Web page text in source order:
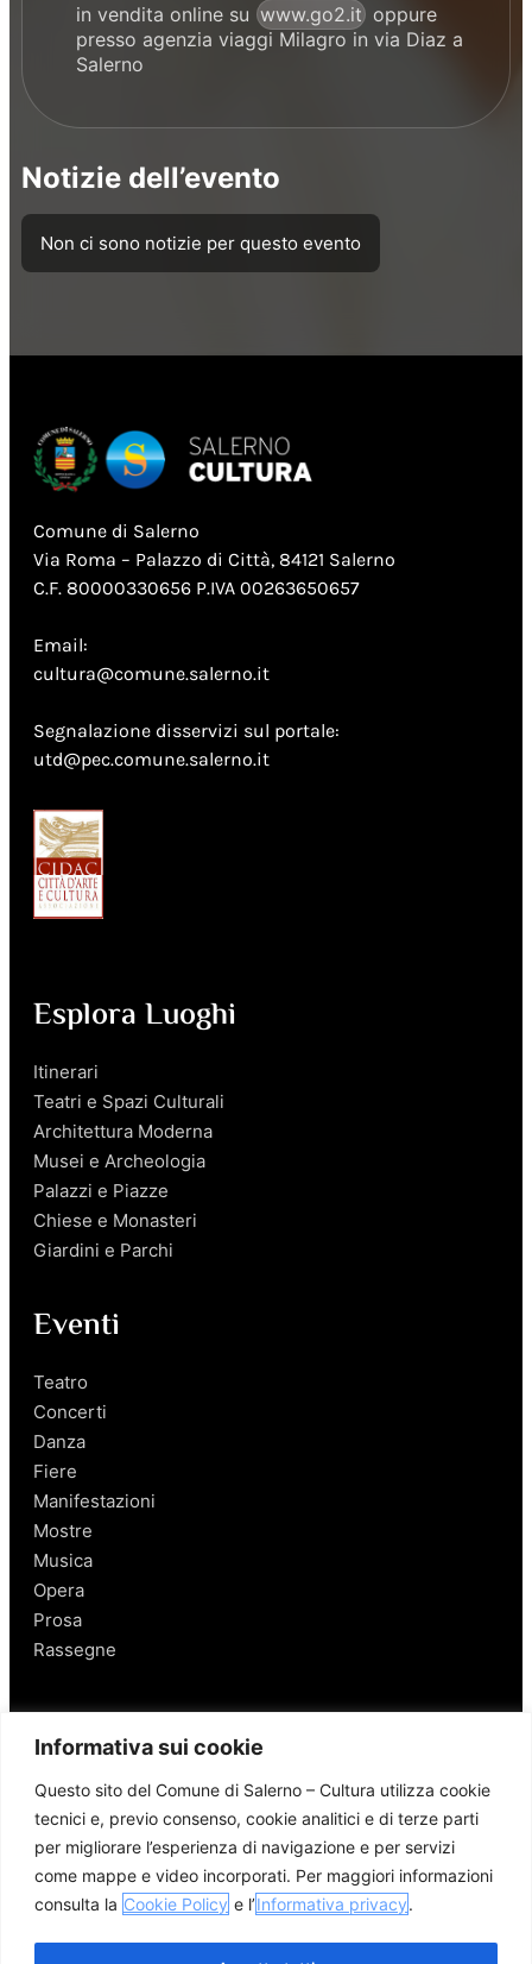
Informativa sui cookie
Questo sito del Comune di Salerno – Cultura utilizza cookie
tecnici e, previo consenso, cookie analitici e di terze parti
per migliorare l’esperienza di navigazione e per servizi
come mappe e video incorporati. Per maggiori informazioni
consulta la Cookie Policy e l’Informativa privacy.
in vendita online su www.go2.it oppure
presso agenzia viaggi Milagro in via Diaz a
Salerno
Notizie dell’evento
Non ci sono notizie per questo evento
Comune di Salerno
Via Roma – Palazzo di Città, 84121 Salerno
C.F. 80000330656 P.IVA 00263650657
Email:
cultura@comune.salerno.it
Segnalazione disservizi sul portale:
utd@pec.comune.salerno.it
Esplora Luoghi
Itinerari
Teatri e Spazi Culturali
Architettura Moderna
Musei e Archeologia
Palazzi e Piazze
Chiese e Monasteri
Giardini e Parchi
Eventi
Teatro
Concerti
Danza
Fiere
Manifestazioni
Mostre
Musica
Opera
Prosa
Rassegne
Salerno
Personaggi
Enogastronomia
Mobilità a Salerno
Luoghi nei Dintorni
Link utili